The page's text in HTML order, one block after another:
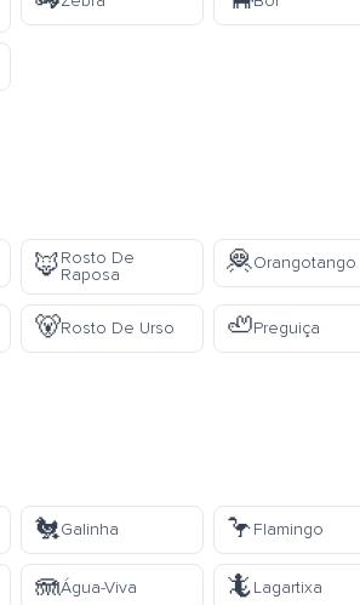
🦊Rosto De
Raposa
🦧Orangotango
🐻Rosto De Urso 🦥Preguiça
🐔Galinha 🦩Flamingo
🪼Água-Viva 🦎Lagartixa